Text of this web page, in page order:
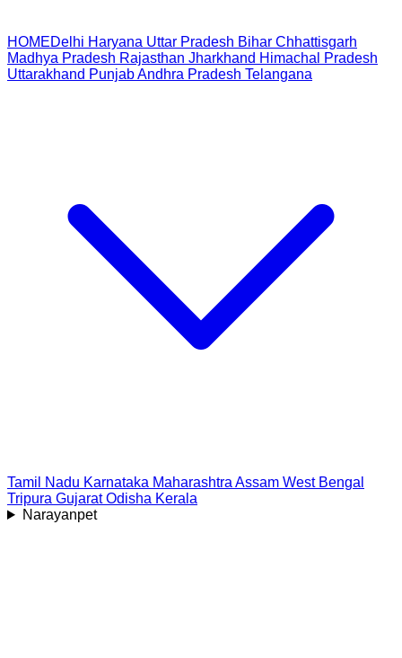
HOMEDelhi Haryana Uttar Pradesh Bihar Chhattisgarh
Madhya Pradesh Rajasthan Jharkhand Himachal Pradesh
Uttarakhand PunjabAndhra Pradesh Telangana
Tamil Nadu Karnataka Maharashtra Assam West Bengal
Tripura Gujarat Odisha Kerala
Narayanpet